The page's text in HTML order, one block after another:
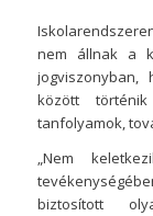
nem állnak a
között
tanfolyamok,
„Nem
biztosított